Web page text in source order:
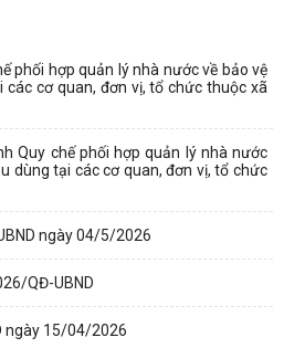
phối hợp quản lý nhà nước về bảo vệ
cơ quan, đơn vị, tổ chức thuộc xã
Quy chế phối hợp quản lý nhà nước
dùng tại các cơ quan, đơn vị, tổ chức
ngày 04/5/2026
QĐ-UBND
ngày 15/04/2026